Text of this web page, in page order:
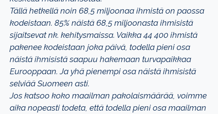
Tällä hetkellä noin 68,5 miljoonaa ihmistä on paossa
kodeistaan. 85% näistä 68,5 miljoonasta ihmisistä
sijaitsevat nk. kehitysmaissa. Vaikka 44 400 ihmistä
pakenee kodeistaan joka päivä, todella pieni osa
näistä ihmisistä saapuu hakemaan turvapaikkaa
Eurooppaan. Ja yhä pienempi osa näistä ihmisistä
selviää Suomeen asti.
Jos katsoo koko maailman pakolaismäärää, voimme
aika nopeasti todeta, että todella pieni osa maailman